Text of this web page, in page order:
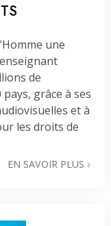
une
de
grâce à ses
et à
les droits de
EN SAVOIR PLUS